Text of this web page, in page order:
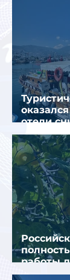
отели
работы
в Турции